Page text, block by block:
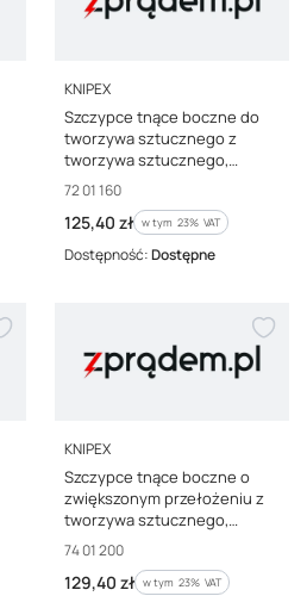
PRODUCENT
KNIPEX
Szczypce tnące boczne do
tworzywa sztucznego z
tworzywa sztucznego,
powlekane 160 mm 72 01 160
Kod producenta
72 01 160
Cena brutto
125,40 zł w tym %s VAT
w tym 23% VAT
Dostępność:Dostępne
PRODUCENT
KNIPEX
Szczypce tnące boczne o
zwiększonym przełożeniu z
tworzywa sztucznego,
powlekane fosforanowane,
czarne 200 mm KNIPEX 74 01
20
Kod producenta
74 01 200
Cena brutto
129,40 zł w tym %s VAT
w tym 23% VAT